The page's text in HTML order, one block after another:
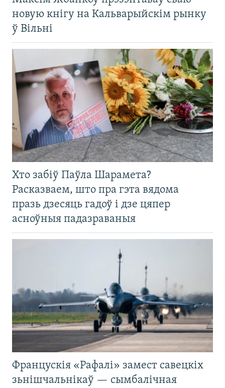
новую кнігу на Кальварыйскім рынку
ў Вільні
Хто забіў Паўла Шарамета?
Расказваем, што пра гэта вядома
празь дзесяць гадоў і дзе цяпер
асноўныя падазраваныя
Францускія «Рафалі» замест савецкіх
зьнішчальнікаў — сымбалічная